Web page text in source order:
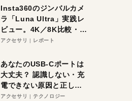
る未来はすぐそこ！
Insta360のジンバルカメ
ラ「Luna Ultra」実践レ
ビュー。4K／8K比較・ズ
ーム・夜間撮影をチェッ
アクセサリ レポート
あなたのUSB-Cポートは
大丈夫？ 認識しない・充
電できない原因と正しい
対策
アクセサリ テクノロジー